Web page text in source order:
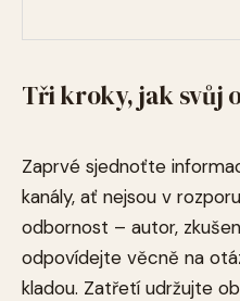
Tři kroky, jak svůj
Zaprvé sjednoťte
kanály, ať nejsou v
odbornost – autor,
odpovídejte věcně na
kladou. Zatřetí udržujte